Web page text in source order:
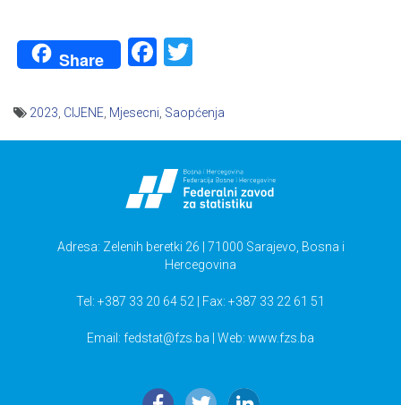
Share Facebook
2023 CIJENE Mjesecni Saopćenja
Adresa: Zelenih beretki 26 | 71000 Sarajevo, Bosna i
Hercegovina
Tel: +387 33 20 64 52 | Fax: +387 33 22 61 51
Email: fedstat@fzs.ba | Web: www.fzs.ba